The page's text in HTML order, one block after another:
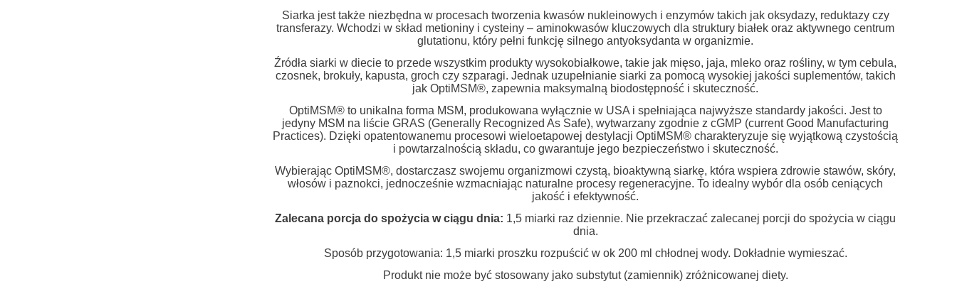
Siarka jest także niezbędna w procesach tworzenia kwasów nukleinowych i enzymów takich jak oksydazy, reduktazy czy
transferazy. Wchodzi w skład metioniny i cysteiny – aminokwasów kluczowych dla struktury białek oraz aktywnego centrum
glutationu, który pełni funkcję silnego antyoksydanta w organizmie.
Źródła siarki w diecie to przede wszystkim produkty wysokobiałkowe, takie jak mięso, jaja, mleko oraz rośliny, w tym cebula,
czosnek, brokuły, kapusta, groch czy szparagi. Jednak uzupełnianie siarki za pomocą wysokiej jakości suplementów, takich
jak OptiMSM®, zapewnia maksymalną biodostępność i skuteczność.
OptiMSM® to unikalna forma MSM, produkowana wyłącznie w USA i spełniająca najwyższe standardy jakości. Jest to
jedyny MSM na liście GRAS (Generally Recognized As Safe), wytwarzany zgodnie z cGMP (current Good Manufacturing
Practices). Dzięki opatentowanemu procesowi wieloetapowej destylacji OptiMSM® charakteryzuje się wyjątkową czystością
i powtarzalnością składu, co gwarantuje jego bezpieczeństwo i skuteczność.
Wybierając OptiMSM®, dostarczasz swojemu organizmowi czystą, bioaktywną siarkę, która wspiera zdrowie stawów, skóry,
włosów i paznokci, jednocześnie wzmacniając naturalne procesy regeneracyjne. To idealny wybór dla osób ceniących
jakość i efektywność.
Zalecana porcja do spożycia w ciągu dnia: 1,5 miarki raz dziennie. Nie przekraczać zalecanej porcji do spożycia w ciągu
dnia.
Sposób przygotowania: 1,5 miarki proszku rozpuścić w ok 200 ml chłodnej wody. Dokładnie wymieszać.
Produkt nie może być stosowany jako substytut (zamiennik) zróżnicowanej diety.